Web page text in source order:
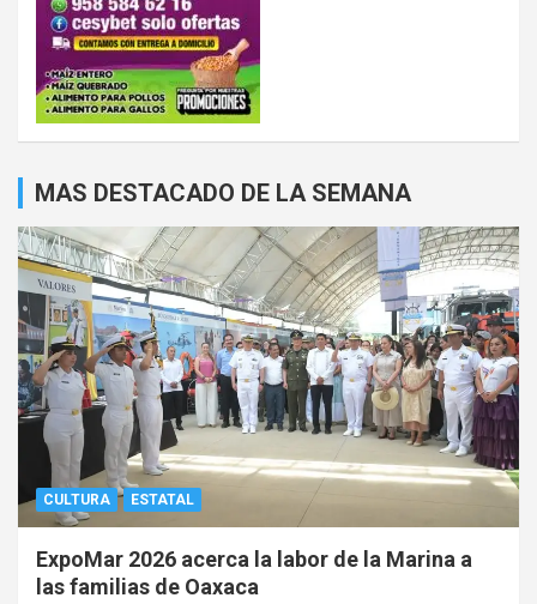
MAS DESTACADO DE LA SEMANA
CULTURA ESTATAL
ExpoMar 2026 acerca la labor de la Marina a
las familias de Oaxaca